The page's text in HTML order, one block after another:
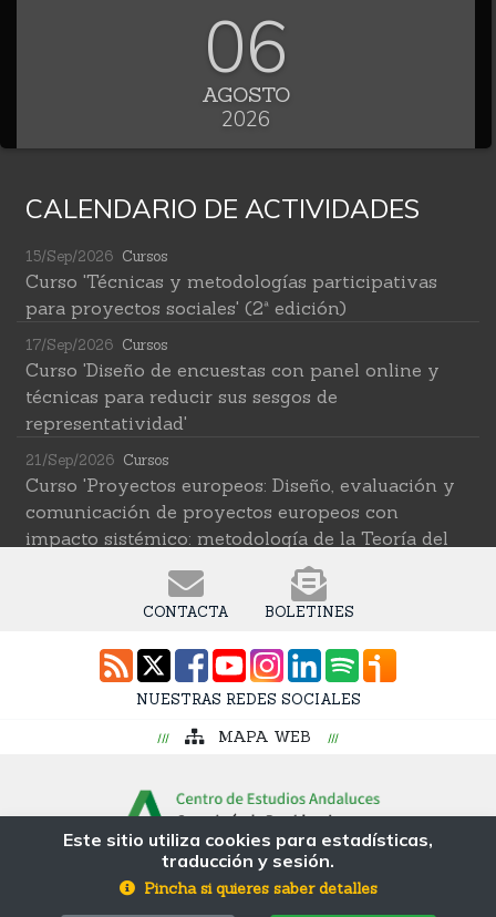
06
AGOSTO
2026
CALENDARIO DE ACTIVIDADES
15/Sep/2026 Cursos
Curso 'Técnicas y metodologías participativas
para proyectos sociales' (2ª edición)
17/Sep/2026 Cursos
Curso 'Diseño de encuestas con panel online y
técnicas para reducir sus sesgos de
representatividad'
21/Sep/2026 Cursos
Curso 'Proyectos europeos: Diseño, evaluación y
comunicación de proyectos europeos con
impacto sistémico: metodología de la Teoría del
Cambio transformativa'
Cursos
ciencias sociales' (2ª edición)
Cursos
intelingente de datos'
Curso 'Una introducción a los métodos digitales y
las ciencias sociales computacionales'
CONTACTA BOLETINES
NUESTRAS REDES SOCIALES
MAPA WEB
© Fundación Pública Andaluza Centro de
Estudios Andaluces MP
Este sitio utiliza cookies para estadísticas,
traducción y sesión.
Pincha si quieres saber detalles